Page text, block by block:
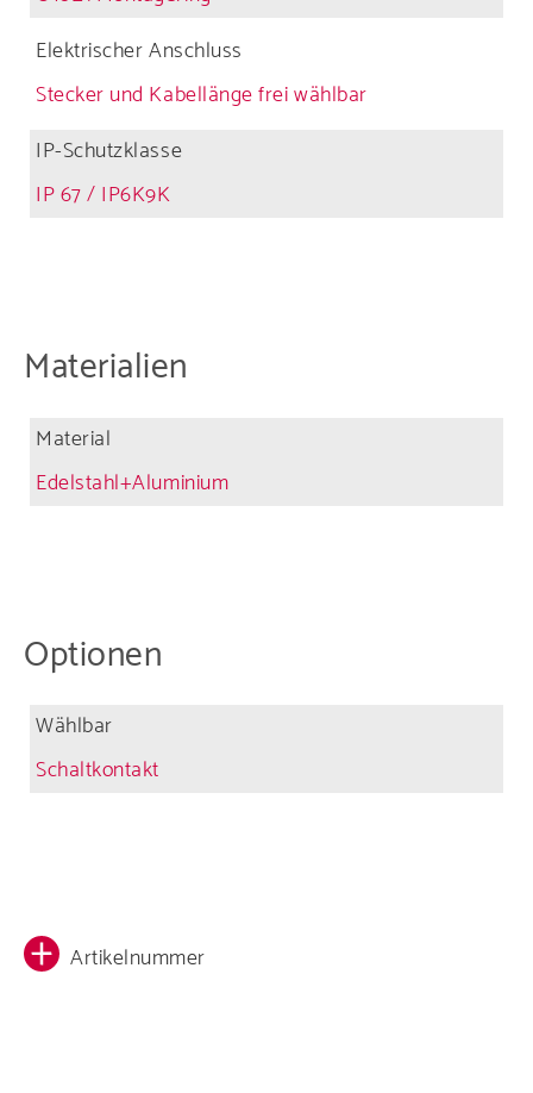
Elektrischer Anschluss
Stecker und Kabellänge frei wählbar
IP-Schutzklasse
IP 67 / IP6K9K
Materialien
Material
Edelstahl+Aluminium
Optionen
Wählbar
Schaltkontakt
Artikelnummer